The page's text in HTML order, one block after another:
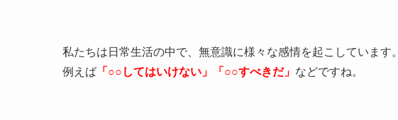
私たちは日常生活の中で、無意識に様々な感情を起こしています。
例えば 「○○してはいけない」「○○すべきだ」 などですね。